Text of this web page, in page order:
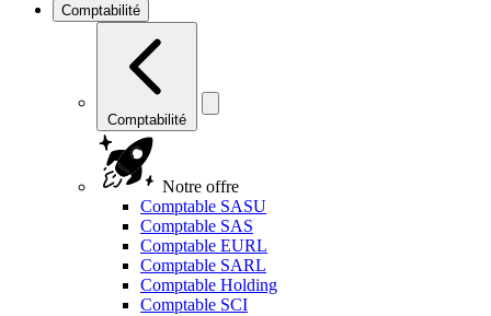
Comptabilité
Comptabilité
Notre offre
Comptable SASU
Comptable SAS
Comptable EURL
Comptable SARL
Comptable Holding
Comptable SCI